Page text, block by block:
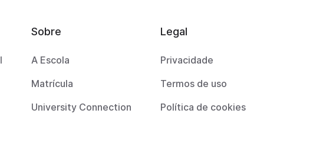
Sobre
A Escola
Matrícula
University Connection
Legal
Privacidade
Termos de uso
Política de cookies